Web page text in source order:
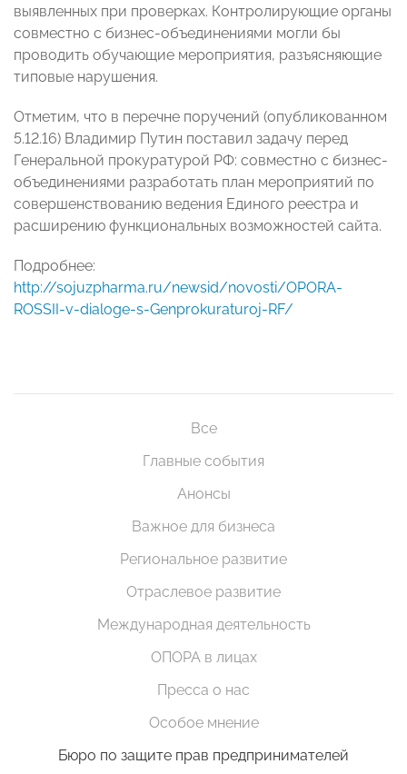
выявленных при проверках. Контролирующие органы
совместно с бизнес-объединениями могли бы
проводить обучающие мероприятия, разъясняющие
типовые нарушения.
Отметим, что в перечне поручений (опубликованном
5.12.16) Владимир Путин поставил задачу перед
Генеральной прокуратурой РФ: совместно с бизнес-
объединениями разработать план мероприятий по
совершенствованию ведения Единого реестра и
расширению функциональных возможностей сайта.
Подробнее:
http://sojuzpharma.ru/newsid/novosti/OPORA-
ROSSII-v-dialoge-s-Genprokuraturoj-RF/
Все
Главные события
Анонсы
Важное для бизнеса
Региональное развитие
Отраслевое развитие
Международная деятельность
ОПОРА в лицах
Пресса о нас
Особое мнение
Бюро по защите прав предпринимателей